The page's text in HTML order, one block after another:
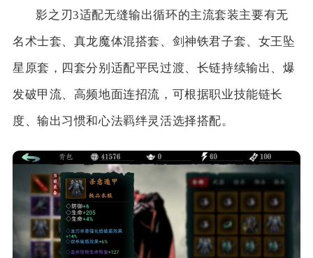
影之刃3适配无缝输出循环的主流套装主要有无
名术士套、真龙魔体混搭套、剑神铁君子套、女王坠
星原套，四套分别适配平民过渡、长链持续输出、爆
发破甲流、高频地面连招流，可根据职业技能链长
度、输出习惯和心法羁绊灵活选择搭配。